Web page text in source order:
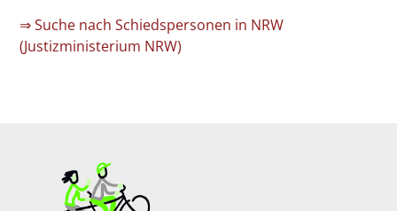
⇒ Suche nach Schiedspersonen in NRW
(Justizministerium NRW)